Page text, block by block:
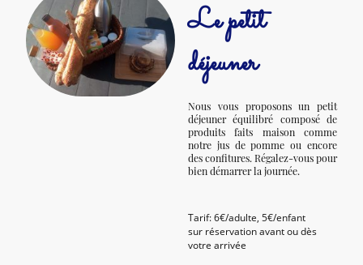
Le petit
déjeuner
Nous vous proposons un petit
déjeuner équilibré composé de
produits faits maison comme
notre jus de pomme ou encore
des confitures. Régalez-vous pour
bien démarrer la journée.
Tarif: 6€/adulte, 5€/enfant
sur réservation avant ou dès
votre arrivée